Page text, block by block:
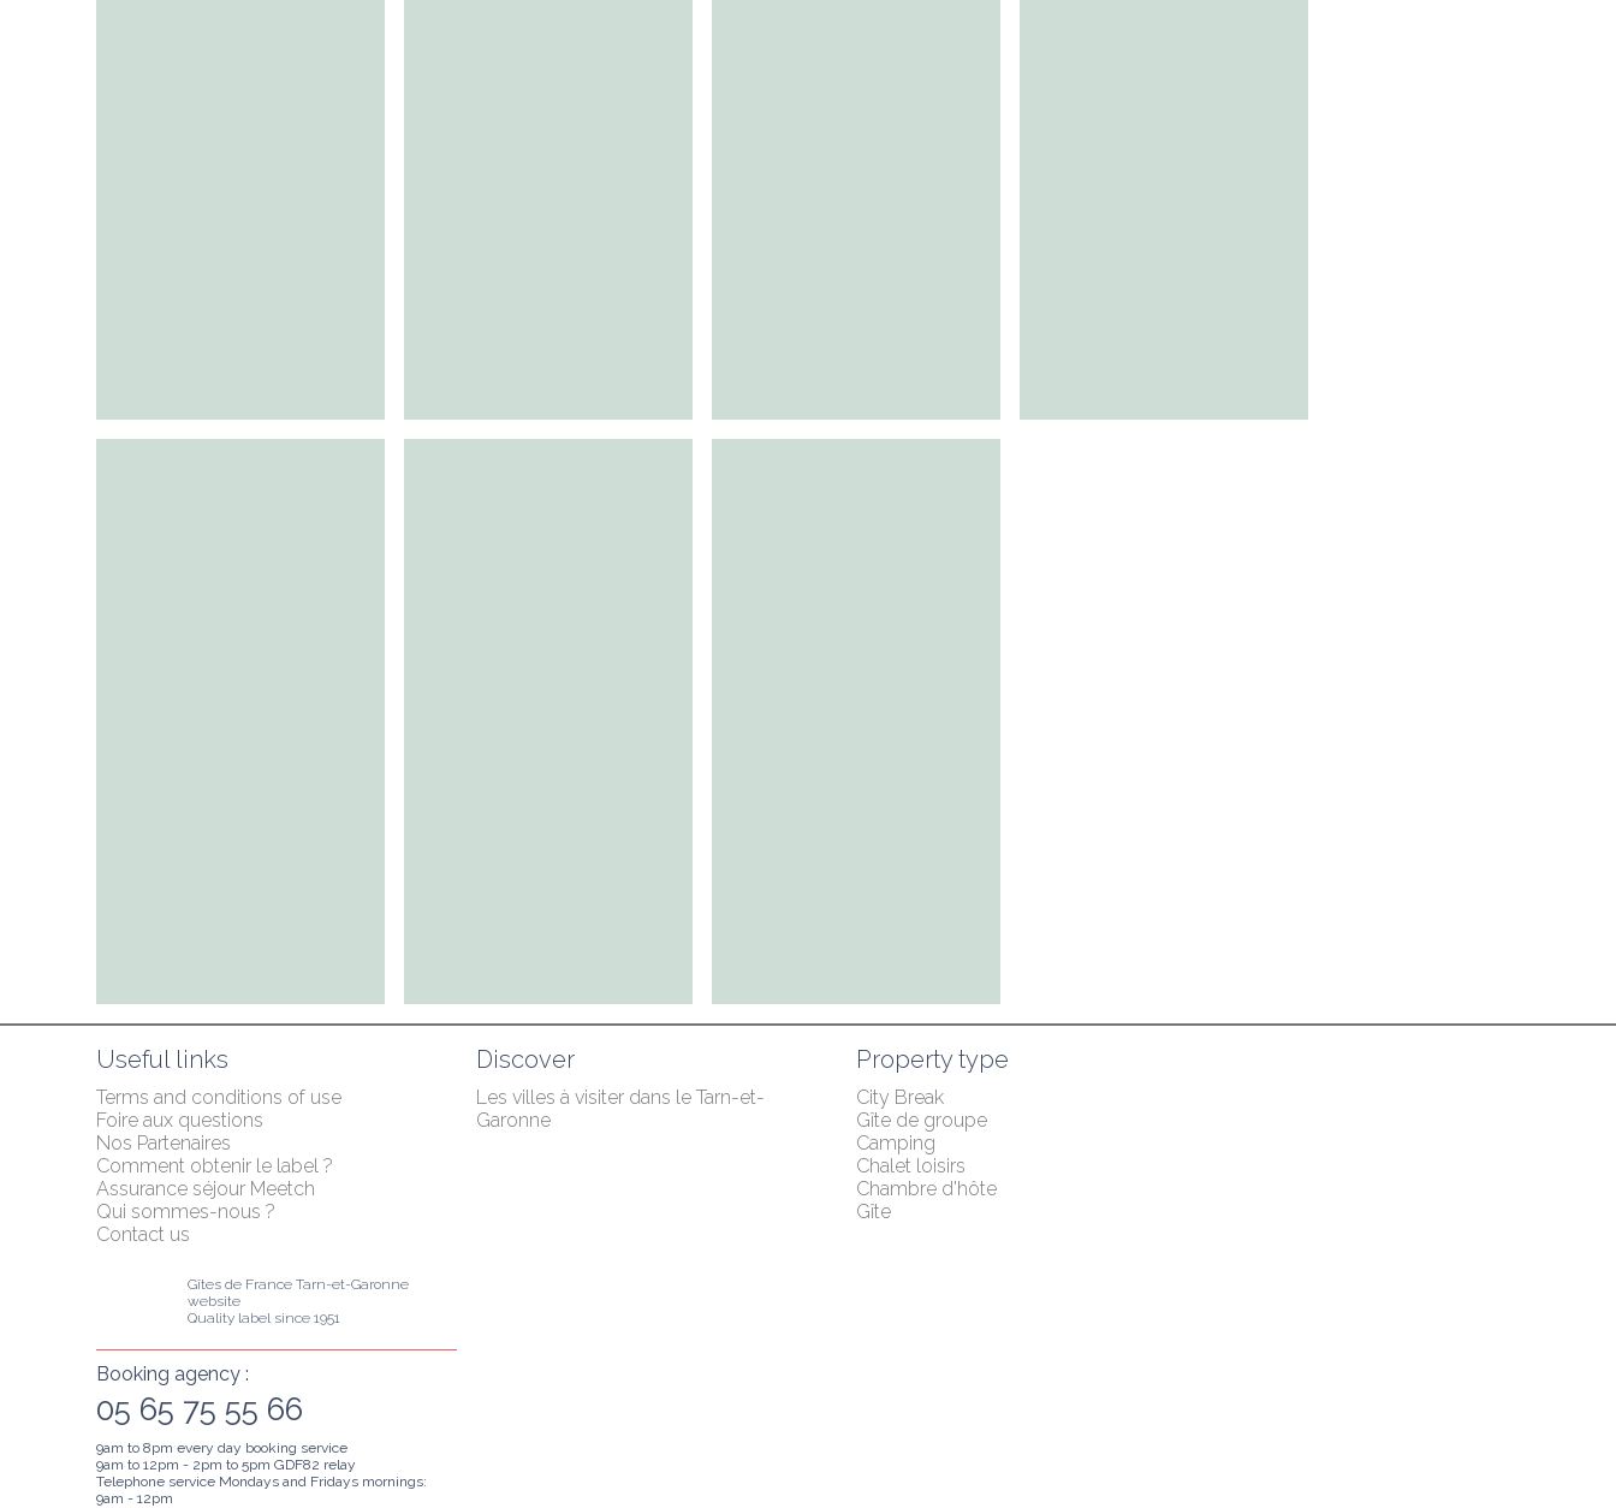
Useful links
Terms and conditions of use
Foire aux questions
Nos Partenaires
Comment obtenir le label ?
Assurance séjour Meetch
Qui sommes-nous ?
Contact us
Discover
Les villes à visiter dans le Tarn-et-
Garonne
Property type
City Break
Gîte de groupe
Camping
Chalet loisirs
Chambre d'hôte
Gîte
Gîtes de France Tarn-et-Garonne
website
Quality label since 1951
Booking agency :
05 65 75 55 66
9am to 8pm every day booking service
9am to 12pm - 2pm to 5pm GDF82 relay
Telephone service Mondays and Fridays mornings:
9am - 12pm